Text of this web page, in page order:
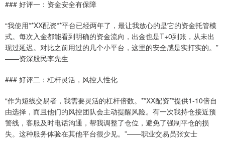
### 好评一：资金安全有保障
“我使用**XX配资**平台已经两年了，最让我放心的是它的资金托管模
式。每次入金都能看到明确的资金流向，出金也是T+0到账，从未出
现过延迟。对比之前用过的几个小平台，这里的安全感是实打实的。”
——资深股民李先生
### 好评二：杠杆灵活，风控人性化
“作为短线交易者，我需要灵活的杠杆倍数。**XX配资**提供1-10倍自
由选择，而且他们的风控团队会主动提醒风险。有一次我持仓接近预
警线，客服及时电话沟通，帮我调整了仓位，避免了强制平仓的损
失。这种服务体验在其他平台很少见。”——职业交易员张女士